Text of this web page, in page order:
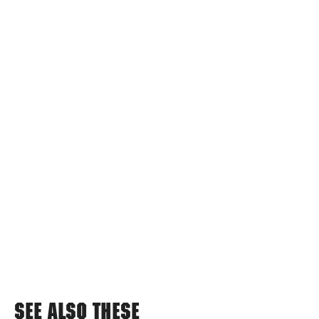
See also these